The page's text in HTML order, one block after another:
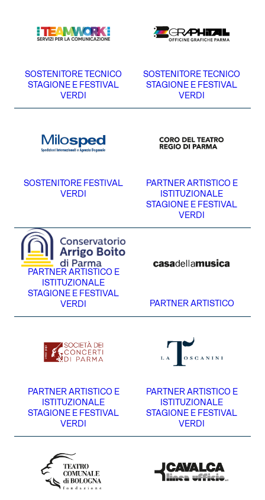
SOSTENITORE TECNICO
STAGIONE E FESTIVAL
VERDI
SOSTENITORE TECNICO
STAGIONE E FESTIVAL
VERDI
SOSTENITORE FESTIVAL
VERDI
PARTNER ARTISTICO E
ISTITUZIONALE
STAGIONE E FESTIVAL
VERDI
PARTNER ARTISTICO E
ISTITUZIONALE
STAGIONE E FESTIVAL
VERDI
PARTNER ARTISTICO
PARTNER ARTISTICO E
ISTITUZIONALE
STAGIONE E FESTIVAL
VERDI
PARTNER ARTISTICO E
ISTITUZIONALE
STAGIONE E FESTIVAL
VERDI